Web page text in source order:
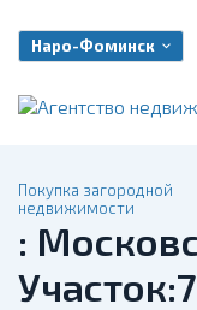
Наро-Фоминск
Покупка загородной
недвижимости
: